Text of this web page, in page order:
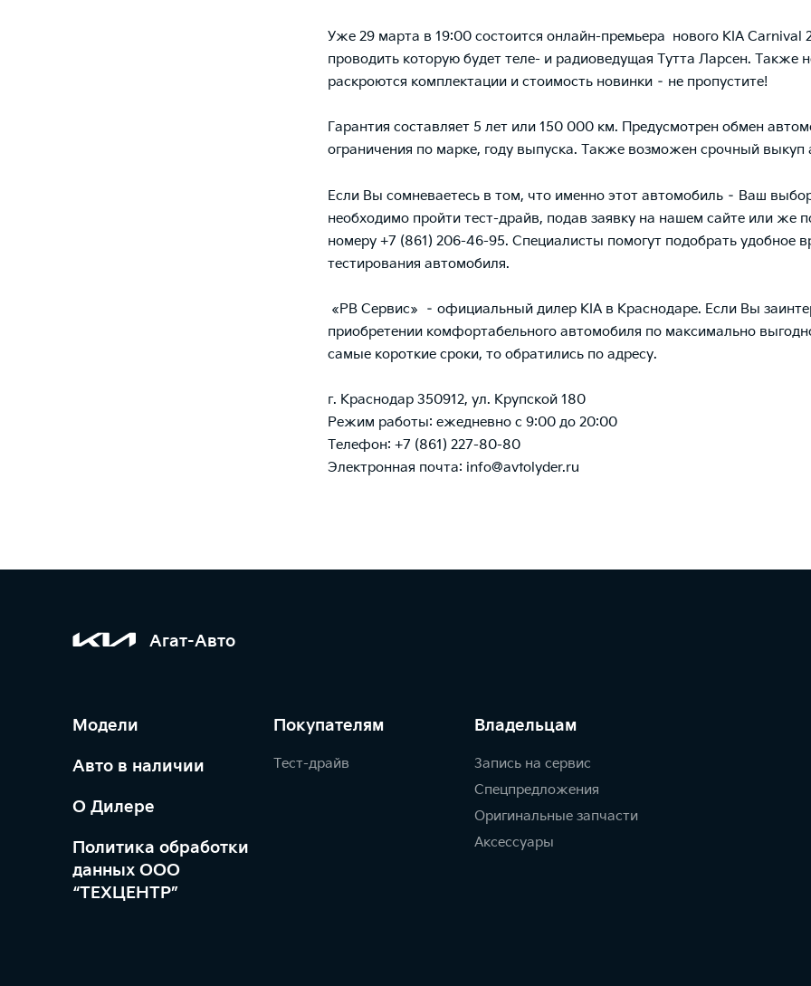
Уже 29 марта в 19:00 состоится онлайн-премьера нового KIA Carnival
проводить которую будет теле- и радиоведущая Тутта Ларсен. Также
раскроются комплектации и стоимость новинки – не пропустите!
Гарантия составляет 5 лет или 150 000 км. Предусмотрен обмен
ограничения по марке, году выпуска. Также возможен срочный выкуп
Если Вы сомневаетесь в том, что именно этот автомобиль – Ваш
необходимо пройти тест-драйв, подав заявку на нашем сайте или же
номеру +7 (861) 206-46-95. Специалисты помогут подобрать удобное
тестирования автомобиля.
«PB Сервис» – официальный дилер KIA в Краснодаре. Если Вы
приобретении комфортабельного автомобиля по максимально
самые короткие сроки, то обратились по адресу.
г. Краснодар 350912, ул. Крупской 180
Режим работы: ежедневно с 9:00 до 20:00
Телефон: +7 (861) 227-80-80
Электронная почта: info@avtolyder.ru
Агат-Авто
Модели
Авто в наличии
О Дилере
Политика обработки
данных ООО
“ТЕХЦЕНТР”
Покупателям
Тест-драйв
Владельцам
Запись на сервис
Спецпредложения
Оригинальные запчасти
Аксессуары